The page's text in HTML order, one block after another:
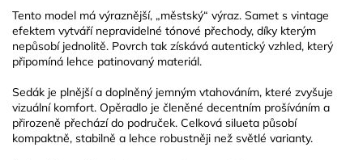
Tento model má výraznější, „městský“ výraz. Samet s vintage
efektem vytváří nepravidelné tónové přechody, díky kterým
nepůsobí jednolitě. Povrch tak získává autentický vzhled, který
připomíná lehce patinovaný materiál.
Sedák je plnější a doplněný jemným vtahováním, které zvyšuje
vizuální komfort. Opěradlo je členěné decentním prošíváním a
přirozeně přechází do područek. Celková silueta působí
kompaktně, stabilně a lehce robustněji než světlé varianty.